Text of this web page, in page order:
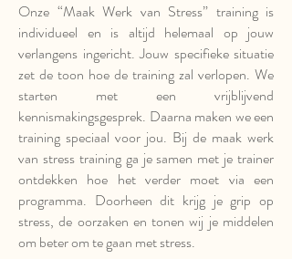
Onze “Maak Werk van Stress” training is
individueel en is altijd helemaal op jouw
verlangens ingericht. Jouw specifieke situatie
zet de toon hoe de training zal verlopen. We
starten met een vrijblijvend
kennismakingsgesprek. Daarna maken we een
training speciaal voor jou. Bij de maak werk
van stress training ga je samen met je trainer
ontdekken hoe het verder moet via een
programma. Doorheen dit krijg je grip op
stress, de oorzaken en tonen wij je middelen
om beter om te gaan met stress.